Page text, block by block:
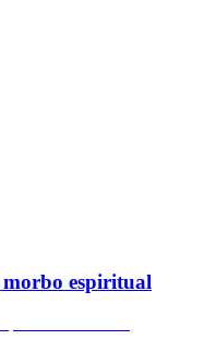
morbo espiritual